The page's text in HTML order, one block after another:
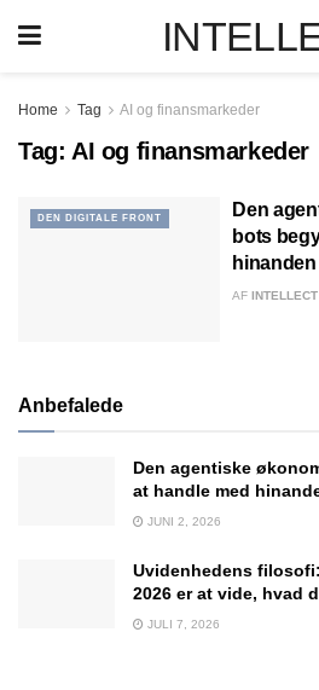
Home Tag AI og finansmarkeder
Tag: AI og finansmarkeder
DEN DIGITALE FRONT
Den
bots
hinanden
AF INTELLECT
Anbefalede
Den agentiske
at handle med
JUNI 2, 2026
Uvidenhedens
2026 er at vide, hvad
JULI 7, 2026